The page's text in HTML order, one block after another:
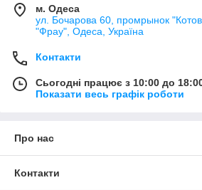
м. Одеса
ул. Бочарова 60, промрынок
"Фрау", Одеса, Україна
Контакти
Сьогодні працює з 10:00 до
Показати весь графік роботи
Про нас
Контакти